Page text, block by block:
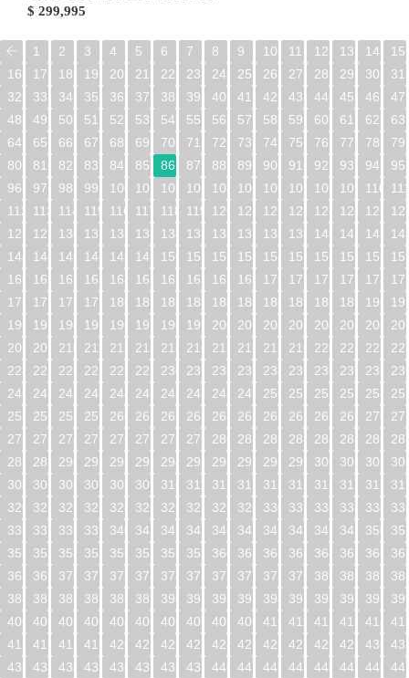
$ 299,995
1 2 3 4 5 6 7 8 9 10 11 12 13 14
15
16
17 18 19 20 21 22 23 24 25 26 27 28 29 30
31
32
33 34 35 36 37 38 39 40 41 42 43 44 45 46
47
48
49 50 51 52 53 54 55 56 57 58 59 60 61 62
63
64
65 66 67 68 69 70 71 72 73 74 75 76 77 78
79
80
81 82 83 84 85 86 87 88 89 90 91 92 93 94
95
96
97 98 99 100 101 102 103 104 105 106 107 108 109 110
112
113 114 115 116 117 118 119 120 121 122 123 124 125 126
128
129 130 131 132 133 134 135 136 137 138 139 140 141 142
144
145 146 147 148 149 150 151 152 153 154 155 156 157 158
160
161 162 163 164 165 166 167 168 169 170 171 172 173 174
176
177 178 179 180 181 182 183 184 185 186 187 188 189 190
192
193 194 195 196 197 198 199 200 201 202 203 204 205 206
208
209 210 211 212 213 214 215 216 217 218 219 220 221 222
224
225 226 227 228 229 230 231 232 233 234 235 236 237 238
240
241 242 243 244 245 246 247 248 249 250 251 252 253 254
256
257 258 259 260 261 262 263 264 265 266 267 268 269 270
272
273 274 275 276 277 278 279 280 281 282 283 284 285 286
288
289 290 291 292 293 294 295 296 297 298 299 300 301 302
304
305 306 307 308 309 310 311 312 313 314 315 316 317 318
320
321 322 323 324 325 326 327 328 329 330 331 332 333 334
336
337 338 339 340 341 342 343 344 345 346 347 348 349 350
352
353 354 355 356 357 358 359 360 361 362 363 364 365 366
368
369 370 371 372 373 374 375 376 377 378 379 380 381 382
384
385 386 387 388 389 390 391 392 393 394 395 396 397 398
400
401 402 403 404 405 406 407 408 409 410 411 412 413 414
416
417 418 419 420 421 422 423 424 425 426 427 428 429 430
432
433 434 435 436 437 438 439 440 441 442 443 444 445 446